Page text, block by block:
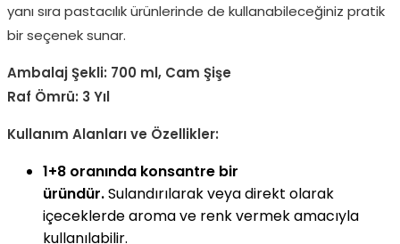
yanı sıra pastacılık ürünlerinde de kullanabileceğiniz pratik
bir seçenek sunar.
Ambalaj Şekli: 700 ml, Cam Şişe
Raf Ömrü: 3 Yıl
Kullanım Alanları ve Özellikler:
1+8 oranında konsantre bir
üründür.Sulandırılarak veya direkt olarak
içeceklerde aroma ve renk vermek amacıyla
kullanılabilir.